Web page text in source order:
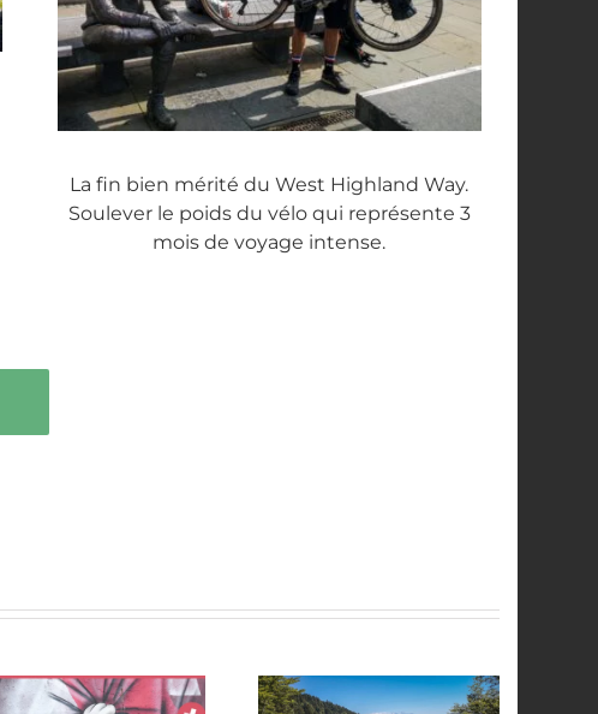
La fin bien mérité du West Highland Way.
Soulever le poids du vélo qui représente 3
mois de voyage intense.